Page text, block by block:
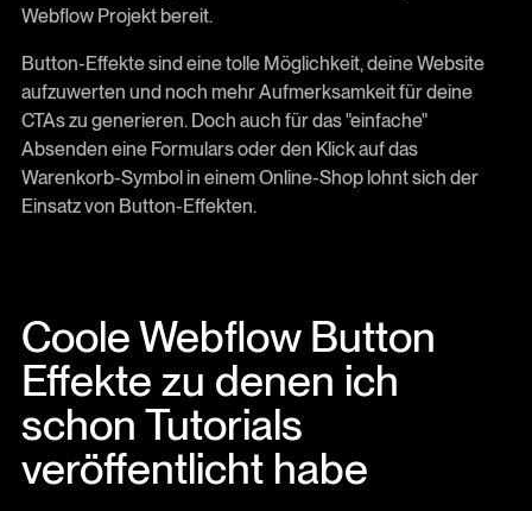
Webflow Projekt bereit.
Button-Effekte sind eine tolle Möglichkeit, deine Website
aufzuwerten und noch mehr Aufmerksamkeit für deine
CTAs zu generieren. Doch auch für das "einfache"
Absenden eine Formulars oder den Klick auf das
Warenkorb-Symbol in einem Online-Shop lohnt sich der
Einsatz von Button-Effekten.
Coole Webflow Button
Effekte zu denen ich
schon Tutorials
veröffentlicht habe